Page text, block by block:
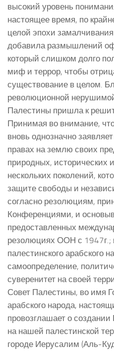
высокий уровень
настоящее время, по
целой эпохи
добавила размышлений
который слишком долго
миф и террор, чтобы
существование в целом.
революционной
Палестины пришла к
Принимая во внимание,
вновь однозначно
правах на землю своих
природных, исторических
нескольких поколений,
защите свободы и
согласно резолюциям,
Конференциями, и
предоставленных
резолюциях ООН с 1947г.;
палестинского арабского
самоопределение,
суверенитет на своей
Совет Палестины, во имя
арабского народа,
провозглашает о
на нашей палестинской
городе Иерусалим (Аль-